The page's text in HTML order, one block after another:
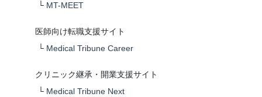
└ MT-MEET
医師向け転職支援サイト
└ Medical Tribune Career
クリニック継承・開業支援サイト
└ Medical Tribune Next